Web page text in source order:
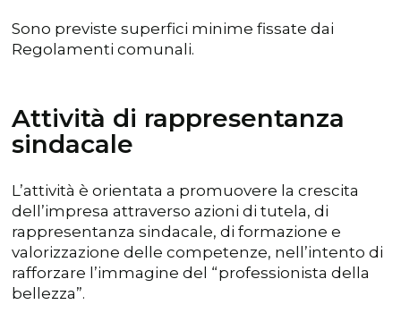
Sono previste superfici minime fissate dai
Regolamenti comunali.
Attività di rappresentanza
sindacale
L’attività è orientata a promuovere la crescita
dell’impresa attraverso azioni di tutela, di
rappresentanza sindacale, di formazione e
valorizzazione delle competenze, nell’intento di
rafforzare l’immagine del “professionista della
bellezza”.